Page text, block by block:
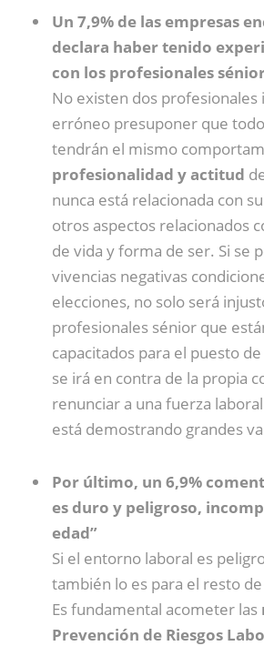
Un 7,9% de las empresas
declara haber tenido
con los profesionales
No existen dos profesionales
erróneo presuponer que
tendrán el mismo
profesionalidad y actitud
nunca está relacionada con
otros aspectos relacionados
de vida y forma de ser. Si se
vivencias negativas
elecciones, no solo será
profesionales sénior que
capacitados para el puesto
se irá en contra de la propia
renunciar a una fuerza
está demostrando grandes
Por último, un 6,9%
es duro y peligroso,
edad”
Si el entorno laboral es
también lo es para el resto
Es fundamental acometer las
Prevención de Riesgos